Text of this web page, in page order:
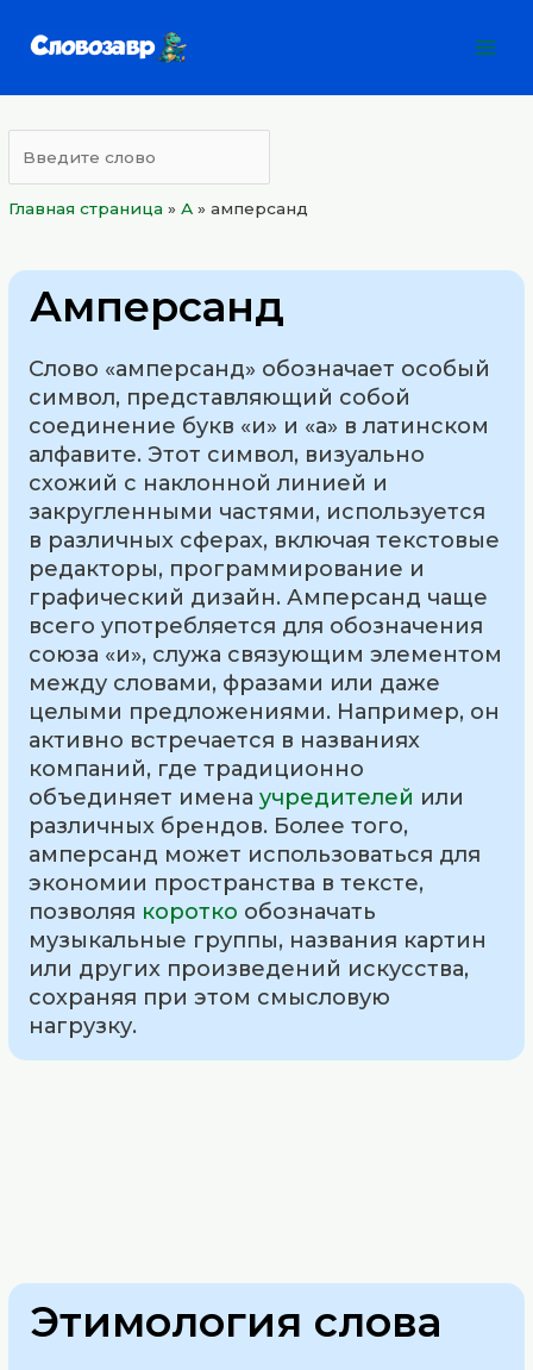
Главная страница »А »амперсанд
Амперсанд
Слово «амперсанд» обозначает особый
символ, представляющий собой
соединение букв «и» и «а» в латинском
алфавите. Этот символ, визуально
схожий с наклонной линией и
закругленными частями, используется
в различных сферах, включая текстовые
редакторы, программирование и
графический дизайн. Амперсанд чаще
всего употребляется для обозначения
союза «и», служа связующим элементом
между словами, фразами или даже
целыми предложениями. Например, он
активно встречается в названиях
компаний, где традиционно
объединяет именаучредителей или
различных брендов. Более того,
амперсанд может использоваться для
экономии пространства в тексте,
позволяя коротко обозначать
музыкальные группы, названия картин
или других произведений искусства,
сохраняя при этом смысловую
нагрузку.
Этимология слова